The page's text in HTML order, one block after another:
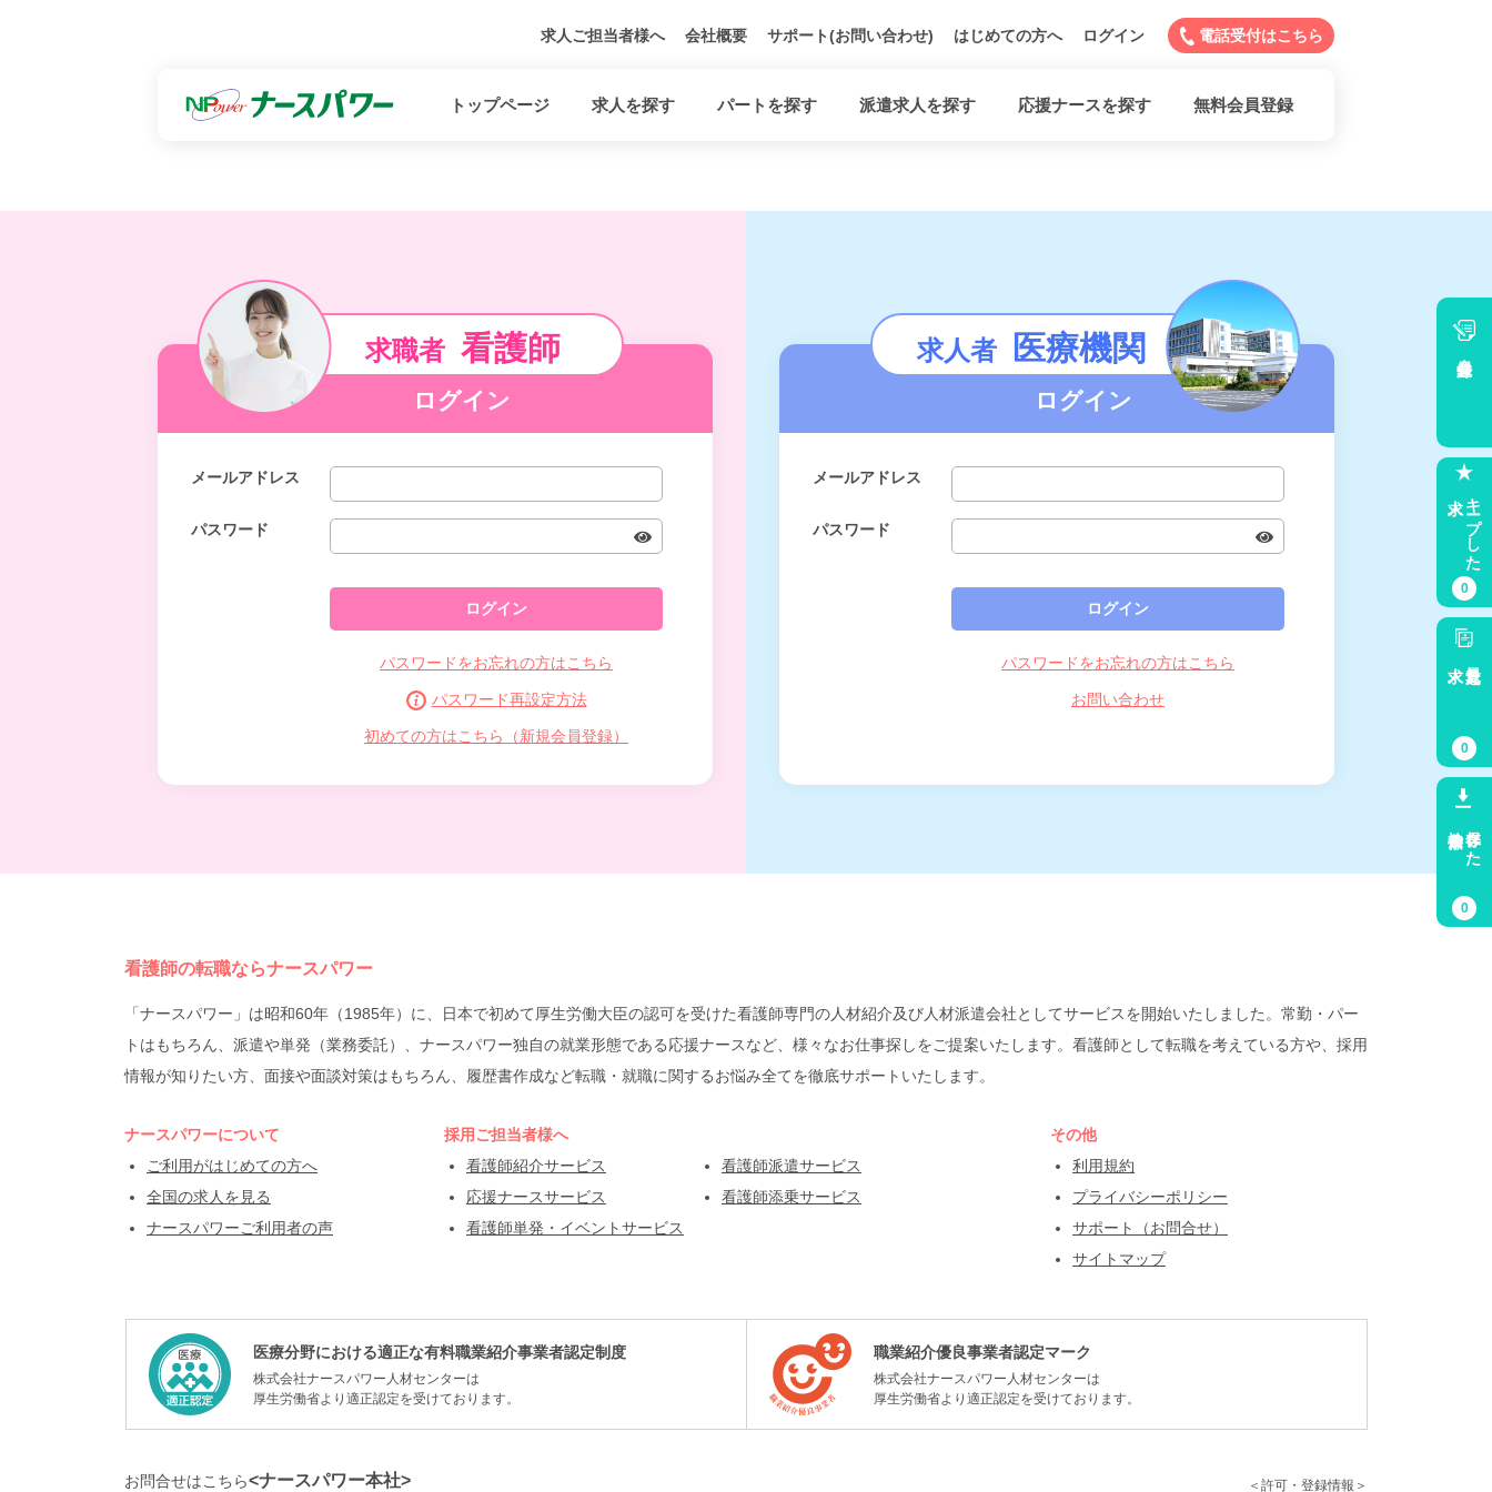
求人ご担当者様へ 会社概要 サポート(お問い合わせ) はじめての方へ ログイン 電話受付はこちら
トップページ 求人を探す パートを探す 派遣求人を探す 応援ナースを探す 無料会員登録
求職者 看護師
ログイン
メールアドレス
パスワード
パスワードをお忘れの方はこちら
パスワード再設定方法
初めての方はこちら（新規会員登録）
求人者 医療機関
ログイン
メールアドレス
パスワード
パスワードをお忘れの方はこちら
お問い合わせ
看護師の転職ならナースパワー
「ナースパワー」は昭和60年（1985年）に、日本で初めて厚生労働大臣の認可を受けた看護師専門の人材紹介及び人材派遣会社としてサービスを開始いたしました。常勤・パー
トはもちろん、派遣や単発（業務委託）、ナースパワー独自の就業形態である応援ナースなど、様々なお仕事探しをご提案いたします。看護師として転職を考えている方や、採用
情報が知りたい方、面接や面談対策はもちろん、履歴書作成など転職・就職に関するお悩み全てを徹底サポートいたします。
ナースパワーについて
ご利用がはじめての方へ
全国の求人を見る
ナースパワーご利用者の声
採用ご担当者様へ
看護師紹介サービス
応援ナースサービス
看護師単発・イベントサービス
看護師派遣サービス
看護師添乗サービス
その他
利用規約
プライバシーポリシー
サポート（お問合せ）
サイトマップ
医療分野における適正な有料職業紹介事業者認定制度
株式会社ナースパワー人材センターは
厚生労働省より適正認定を受けております。
職業紹介優良事業者認定マーク
株式会社ナースパワー人材センターは
厚生労働省より適正認定を受けております。
お問合せはこちら<ナースパワー本社> ＜許可・登録情報＞
キープした
0
最近見た
0
保存した
0